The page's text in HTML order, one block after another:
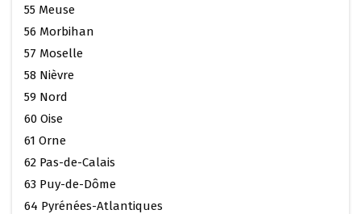
55 Meuse
56 Morbihan
57 Moselle
58 Nièvre
59 Nord
60 Oise
61 Orne
62 Pas-de-Calais
63 Puy-de-Dôme
64 Pyrénées-Atlantiques